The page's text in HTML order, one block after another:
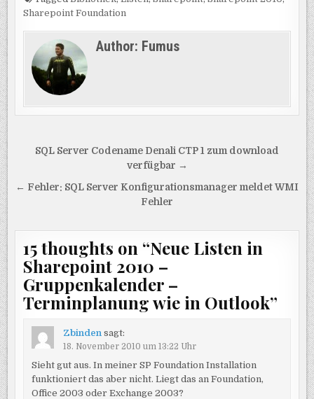
Sharepoint Foundation
Author: Fumus
Beitragsnavigation
SQL Server Codename Denali CTP 1 zum download
verfügbar →
← Fehler: SQL Server Konfigurationsmanager meldet WMI
Fehler
15 thoughts on “Neue Listen in
Sharepoint 2010 –
Gruppenkalender –
Terminplanung wie in Outlook”
Zbinden sagt:
18. November 2010 um 13:22 Uhr
Sieht gut aus. In meiner SP Foundation Installation
funktioniert das aber nicht. Liegt das an Foundation,
Office 2003 oder Exchange 2003?